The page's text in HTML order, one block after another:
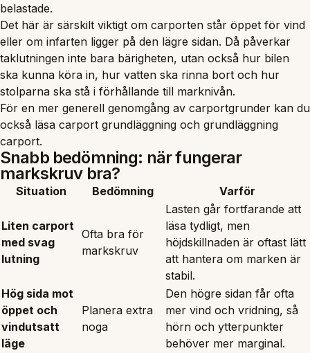
belastade.
Det här är särskilt viktigt om carporten står öppet för vind
eller om infarten ligger på den lägre sidan. Då påverkar
taklutningen inte bara bärigheten, utan också hur bilen
ska kunna köra in, hur vatten ska rinna bort och hur
stolparna ska stå i förhållande till marknivån.
För en mer generell genomgång av carportgrunder kan du
också läsa carport grundläggning och grundläggning
carport.
Snabb bedömning: när fungerar
markskruv bra?
Situation Bedömning Varför
Liten carport
med svag
lutning
Ofta bra för
markskruv
Lasten går fortfarande att
läsa tydligt, men
höjdskillnaden är oftast lätt
att hantera om marken är
stabil.
Hög sida mot
öppet och
vindutsatt
läge
Planera extra
noga
Den högre sidan får ofta
mer vind och vridning, så
hörn och ytterpunkter
behöver mer marginal.